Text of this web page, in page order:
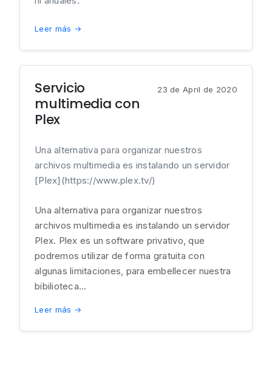
Leer más →
Servicio
multimedia con
Plex
23 de April de 2020
Una alternativa para organizar nuestros
archivos multimedia es instalando un servidor
[Plex](https://www.plex.tv/)
Una alternativa para organizar nuestros
archivos multimedia es instalando un servidor
Plex. Plex es un software privativo, que
podremos utilizar de forma gratuita con
algunas limitaciones, para embellecer nuestra
bibilioteca...
Leer más →